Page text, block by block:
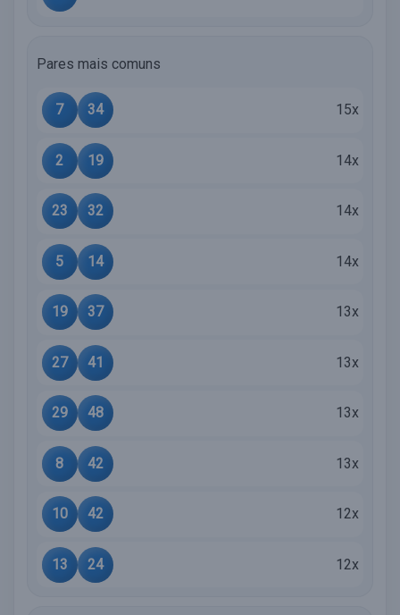
Pares mais comuns
7 34 15x
2 19 14x
23 32 14x
5 14 14x
19 37 13x
27 41 13x
29 48 13x
8 42 13x
10 42 12x
13 24 12x